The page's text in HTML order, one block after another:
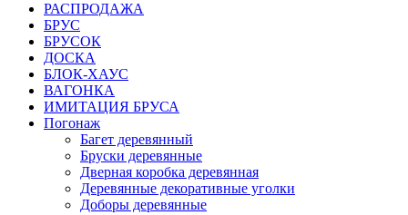
РАСПРОДАЖА
БРУС
БРУСОК
ДОСКА
БЛОК-ХАУС
ВАГОНКА
ИМИТАЦИЯ БРУСА
Погонаж
Багет деревянный
Бруски деревянные
Дверная коробка деревянная
Деревянные декоративные уголки
Доборы деревянные